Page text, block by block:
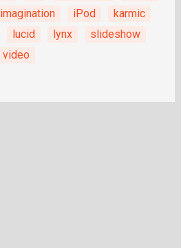
imagination iPod
karmic
lucid lynx
slideshow
video